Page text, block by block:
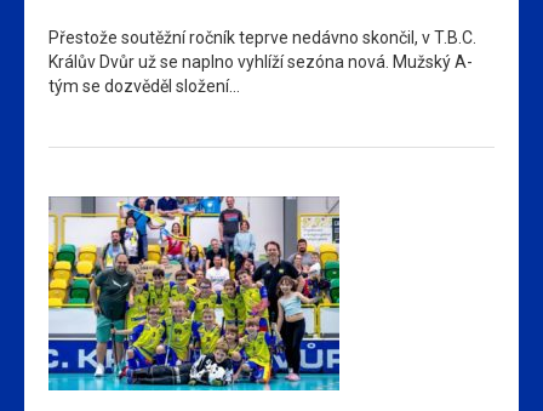
Přestože soutěžní ročník teprve nedávno skončil, v T.B.C.
Králův Dvůr už se naplno vyhlíží sezóna nová. Mužský A-
tým se dozvěděl složení…